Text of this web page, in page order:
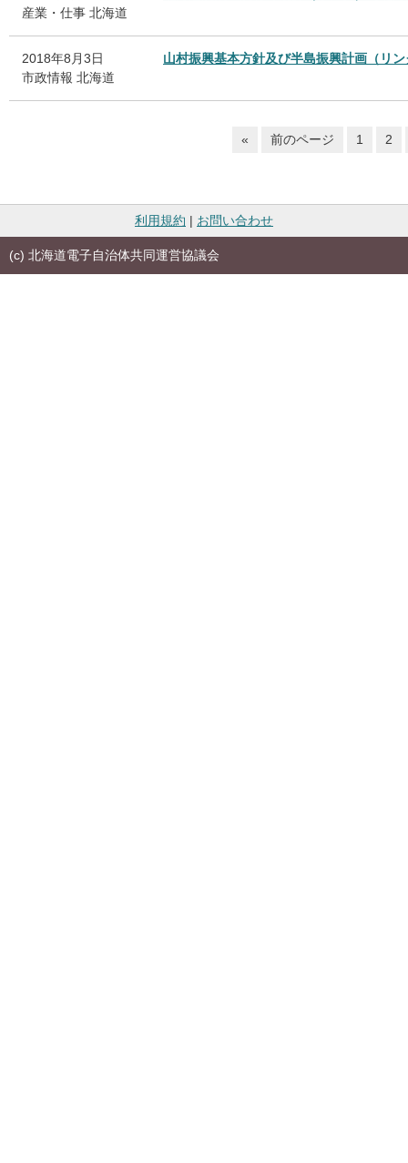
産業・仕事 北海道
2018年8月3日
山村振興基本方針及び半島振興計画（リ
市政情報 北海道
« 前のページ 1 2
利用規約 | お問い合わせ
(c) 北海道電子自治体共同運営協議会